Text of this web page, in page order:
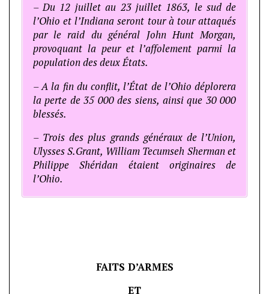
– Du 12 juillet au 23 juillet 1863, le sud de
l’Ohio et l’Indiana seront tour à tour attaqués
par le raid du général John Hunt Morgan,
provoquant la peur et l’affolement parmi la
population des deux États.
– A la fin du conflit, l’État de l’Ohio déplorera
la perte de 35 000 des siens, ainsi que 30 000
blessés.
– Trois des plus grands généraux de l’Union,
Ulysses S.Grant, William Tecumseh Sherman et
Philippe Shéridan étaient originaires de
l’Ohio.
FAITS D’ARMES
ET